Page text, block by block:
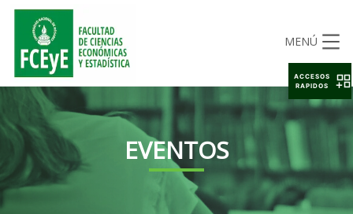
MENÚ
EVENTOS
ACCESOS
RAPIDOS